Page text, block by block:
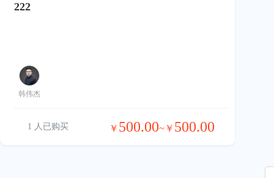
222
韩伟杰
1 人已购买 ￥ 500.00~￥ 500.00